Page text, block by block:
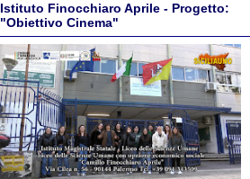
Istituto Finocchiaro Aprile - Progetto:
"Obiettivo Cinema"